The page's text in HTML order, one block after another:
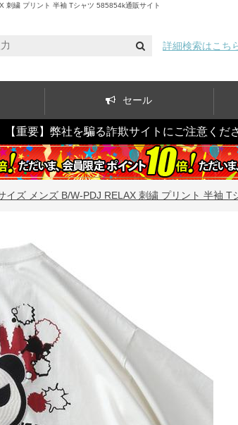
刺繍 プリント 半袖 Tシャツ 585854k通販サイト
詳細検索はこち
セール
【重要】弊社を騙る詐欺サイトにご注意くだ
イズ メンズ B/W-PDJ RELAX 刺繍 プリント 半袖 T